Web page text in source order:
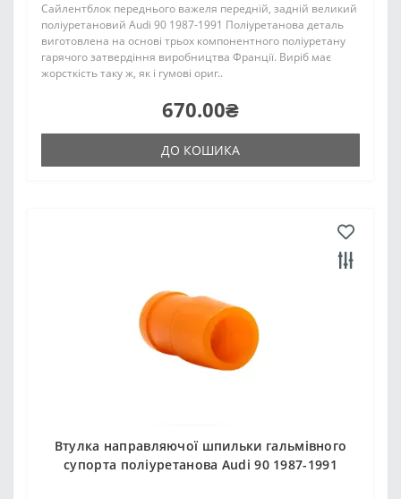
Cайлентблок переднього важеля передній, задній великий
поліуретановий Audi 90 1987-1991 Поліуретанова деталь
виготовлена на основі трьох компонентного поліуретану
гарячого затвердіння виробництва Франції. Виріб має
жорсткість таку ж, як і гумові ориг..
670.00₴
ДО КОШИКА
Втулка направляючої шпильки гальмівного
супорта поліуретанова Audi 90 1987-1991